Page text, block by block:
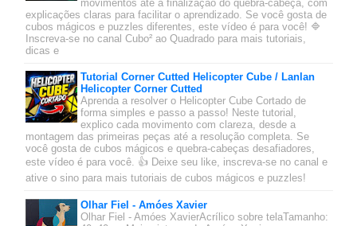
movimentos até a finalização do quebra-cabeça, com
explicações claras para facilitar o aprendizado. Se você gosta de
cubos mágicos e puzzles diferentes, este vídeo é para você! 🔷
Inscreva-se no canal Cubo² ao Quadrado para mais tutoriais,
dicas e
Tutorial Corner Cutted Helicopter Cube / Lanlan
Helicopter Corner Cutted
Aprenda a resolver o Helicopter Cube Cortado de
forma simples e passo a passo! Neste tutorial,
explico cada movimento com clareza, desde a
montagem das primeiras peças até a resolução completa. Se
você gosta de cubos mágicos e quebra-cabeças desafiadores,
este vídeo é para você. 👍 Deixe seu like, inscreva-se no canal e
ative o sino para mais tutoriais de cubos mágicos e puzzles!
Olhar Fiel - Amóes Xavier
Olhar Fiel - Amóes XavierAcrílico sobre telaTamanho: